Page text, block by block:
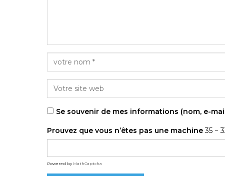
Se souvenir de mes informations (nom, e-
Prouvez que vous n’êtes pas une machine 35 −
Powered by MathCaptcha